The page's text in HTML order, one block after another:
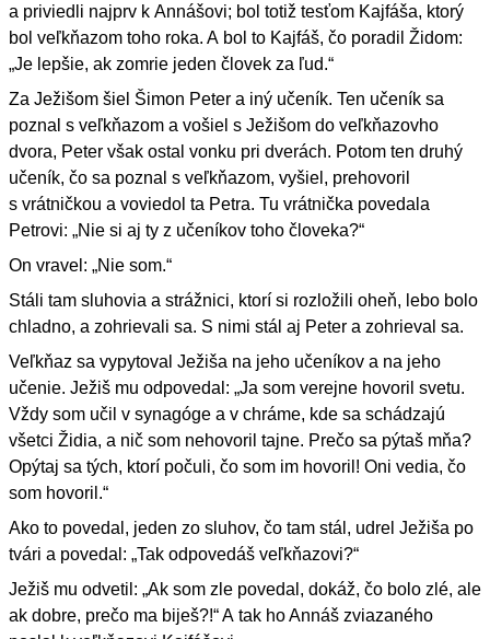
a priviedli najprv k Annášovi; bol totiž tesťom Kajfáša, ktorý
bol veľkňazom toho roka. A bol to Kajfáš, čo poradil Židom:
„Je lepšie, ak zomrie jeden človek za ľud.“
Za Ježišom šiel Šimon Peter a iný učeník. Ten učeník sa
poznal s veľkňazom a vošiel s Ježišom do veľkňazovho
dvora, Peter však ostal vonku pri dverách. Potom ten druhý
učeník, čo sa poznal s veľkňazom, vyšiel, prehovoril
s vrátničkou a voviedol ta Petra. Tu vrátnička povedala
Petrovi: „Nie si aj ty z učeníkov toho človeka?“
On vravel: „Nie som.“
Stáli tam sluhovia a strážnici, ktorí si rozložili oheň, lebo bolo
chladno, a zohrievali sa. S nimi stál aj Peter a zohrieval sa.
Veľkňaz sa vypytoval Ježiša na jeho učeníkov a na jeho
učenie. Ježiš mu odpovedal: „Ja som verejne hovoril svetu.
Vždy som učil v synagóge a v chráme, kde sa schádzajú
všetci Židia, a nič som nehovoril tajne. Prečo sa pýtaš mňa?
Opýtaj sa tých, ktorí počuli, čo som im hovoril! Oni vedia, čo
som hovoril.“
Ako to povedal, jeden zo sluhov, čo tam stál, udrel Ježiša po
tvári a povedal: „Tak odpovedáš veľkňazovi?“
Ježiš mu odvetil: „Ak som zle povedal, dokáž, čo bolo zlé, ale
ak dobre, prečo ma biješ?!“ A tak ho Annáš zviazaného